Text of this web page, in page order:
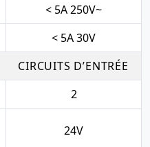
< 5A 250V~
< 5A 30V
CIRCUITS D’ENTRÉE
2
24V